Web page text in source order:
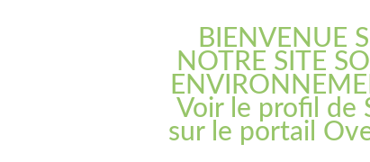
BIENVENUE
NOTRE SITE
Voir le profil de
sur le portail